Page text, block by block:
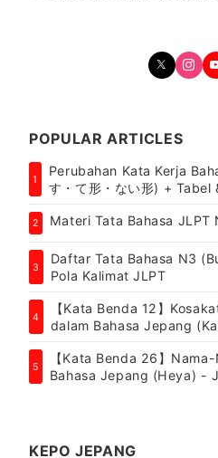
POPULAR ARTICLES
1
Perubahan Kata Kerja
す・て形・ない形) + Tabel
2 Materi Tata Bahasa JLPT
3
Daftar Tata Bahasa N3
Pola Kalimat JLPT
4
【Kata Benda 12】
dalam Bahasa Jepang
5
【Kata Benda 26】
Bahasa Jepang (Heya) -
KEPO JEPANG